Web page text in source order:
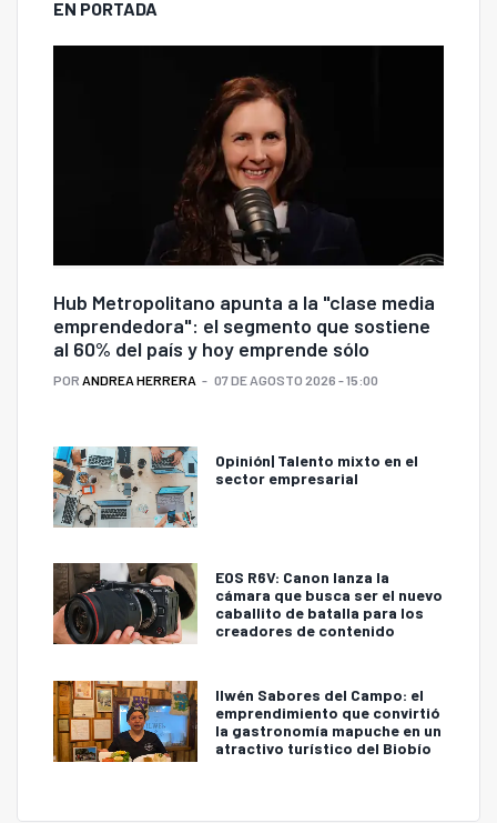
EN PORTADA
Hub Metropolitano apunta a la "clase media
emprendedora": el segmento que sostiene
al 60% del país y hoy emprende sólo
POR ANDREA HERRERA 07 DE AGOSTO 2026 - 15:00
Opinión| Talento mixto en el
sector empresarial
EOS R6V: Canon lanza la
cámara que busca ser el nuevo
caballito de batalla para los
creadores de contenido
Ilwén Sabores del Campo: el
emprendimiento que convirtió
la gastronomía mapuche en un
atractivo turístico del Biobío